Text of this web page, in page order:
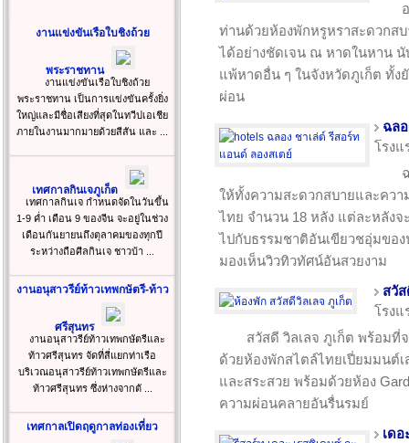
งานแข่งขันเรือใบชิงถ้วย
พระราชทาน
งานแข่งขันเรือใบชิงถ้วย
พระราชทาน เป็นการแข่งขันครั้งยิ่ง
ใหญ่และมีชื่อเสียงที่สุดในทวีปเอเชีย
ภายในงานมากมายด้วยสีสัน และ ...
เทศกาลกินเจภูเก็ต
เทศกาลกินเจ กำหนดจัดในวันขึ้น
1-9 ค่ำ เดือน 9 ของจีน จะอยู่ในช่วง
เดือนกันยายนถึงตุลาคมของทุกปี
ระหว่างถือศีลกินเจ ชาวบ้า ...
งานอนุสาวรีย์ท้าวเทพกษัตรี-ท้าว
ศรีสุนทร
งานอนุสาวรีย์ท้าวเทพกษัตรีและ
ท้าวศรีสุนทร จัดที่สี่แยกท่าเรือ
บริเวณอนุสาวรีย์ท้าวเทพกษัตรีและ
ท้าวศรีสุนทร ซึ่งห่างจากตั ...
เทศกาลเปิดฤดูกาลท่องเที่ยว
ท่านด้วยห้องพักหรูหราสะดวกส
ได้อย่างชัดเจน ณ หาดในหาน นั
แพ้หาดอื่น ๆ ในจังหวัดภูเก็ต ทั้ง
ผ่อน
ฉล
โรง
ให้ทั้งความสะดวกสบายและคว
ไทย จำนวน 18 หลัง แต่ละหลังจ
ไปกับธรรมชาติอันเขียวชอุ่มขอ
มองเห็นวิวทิวทัศน์อันสวยงาม
สวัส
โรง
สวัสดี วิลเลจ ภูเก็ต พร้อม
ด้วยห้องพักสไตล์ไทยเปี่ยมมนต์
และสระสวย พร้อมด้วยห้อง
ความผ่อนคลายอันรื่นรมย์
เดอ